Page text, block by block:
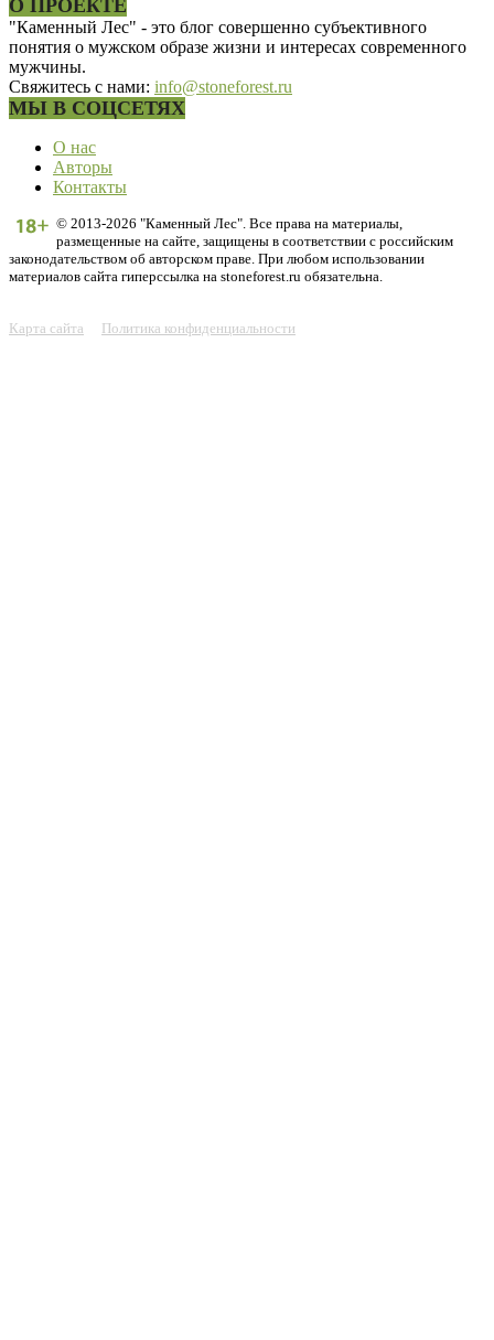
О ПРОЕКТЕ
"Каменный Лес" - это блог совершенно субъективного
понятия о мужском образе жизни и интересах современного
мужчины.
Свяжитесь с нами: info@stoneforest.ru
МЫ В СОЦСЕТЯХ
О нас
Авторы
Контакты
© 2013-2026 "Каменный Лес". Все права на материалы,
размещенные на сайте, защищены в соответствии с российским
законодательством об авторском праве. При любом использовании
материалов сайта гиперссылка на stoneforest.ru обязательна.
Карта сайта Политика конфиденциальности